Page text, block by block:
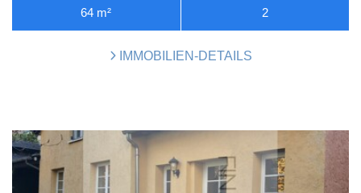
64 m² 2
IMMOBILIEN-DETAILS